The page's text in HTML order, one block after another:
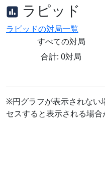
ラピッド
ラピッドの対局一覧
すべての対局
合計: 0対局
※円グラフが表示されない
セスすると表示される場合